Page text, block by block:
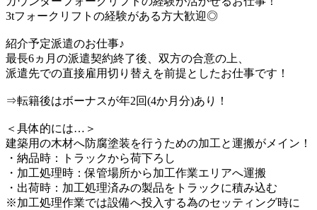
3tフォークリフトの経験がある方大歓迎◎
紹介予定派遣のお仕事♪
最長6ヵ月の派遣契約終了後、双方の合意の上、
派遣先での直接雇用切り替えを前提としたお仕事です！
⇒転籍後はボーナスが年2回(4か月分)あり！
＜具体的には…＞
建築用の木材へ防腐塗装を行うための加工と運搬がメイン！
・納品時：トラックから荷下ろし
・加工処理時：保管場所から加工作業エリアへ運搬
・出荷時：加工処理済みの製品をトラックに積み込む
※加工処理作業では設備へ投入する為のセッティング時に